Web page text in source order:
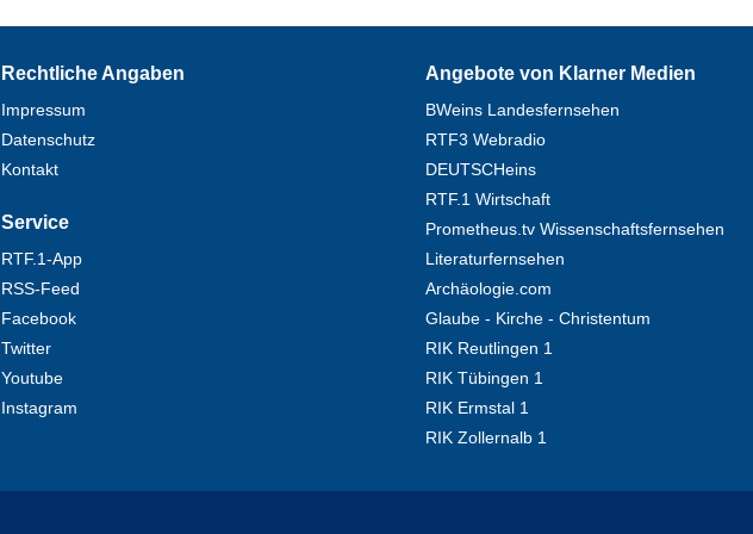
Rechtliche Angaben
Impressum
Datenschutz
Kontakt
Service
RTF.1-App
RSS-Feed
Facebook
Twitter
Youtube
Instagram
Angebote von Klarner Medien
BWeins Landesfernsehen
RTF3 Webradio
DEUTSCHeins
RTF.1 Wirtschaft
Prometheus.tv Wissenschaftsfernsehen
Literaturfernsehen
Archäologie.com
Glaube - Kirche - Christentum
RIK Reutlingen 1
RIK Tübingen 1
RIK Ermstal 1
RIK Zollernalb 1